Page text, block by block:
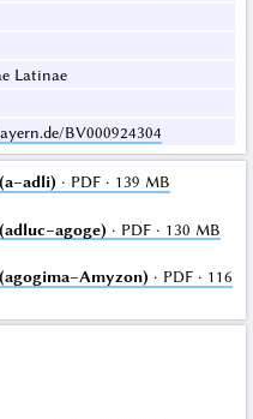
Latinae
BV000924304
· PDF · 139 MB
· PDF · 130 MB
· PDF · 116